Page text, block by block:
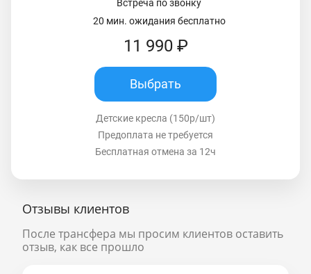
Встреча по звонку
20 мин. ожидания бесплатно
11 990 ₽
Выбрать
Детские кресла (150р/шт)
Предоплата не требуется
Бесплатная отмена за 12ч
Отзывы клиентов
После трансфера мы просим клиентов оставить
отзыв, как все прошло